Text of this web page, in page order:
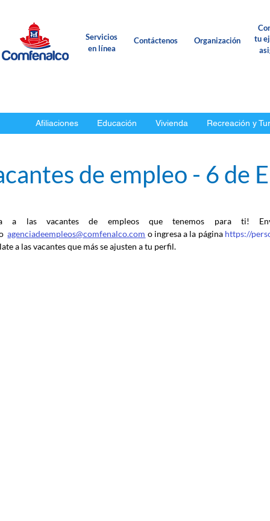
Servicios
en línea
Contáctenos Organización
tu
Afiliaciones Educación Vivienda Recreación y
de empleo - 6 de
a las vacantes de empleos que tenemos para ti!
agenciadeempleos@comfenalco.com o ingresa a la página https://
a las vacantes que más se ajusten a tu perfil.